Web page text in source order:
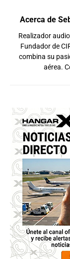
Acerca de
Realizador
Fundador de
combina su
aérea.